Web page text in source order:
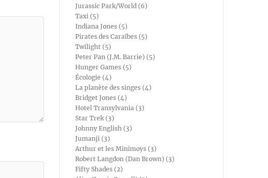
Jurassic Park/World (6)
Taxi (5)
Indiana Jones (5)
Pirates des Caraïbes (5)
Twilight (5)
Peter Pan (J.M. Barrie) (5)
Hunger Games (5)
Écologie (4)
La planète des singes (4)
Bridget Jones (4)
Hotel Transylvania (3)
Star Trek (3)
Johnny English (3)
Jumanji (3)
Arthur et les Minimoys (3)
Robert Langdon (Dan Brown) (3)
Fifty Shades (2)